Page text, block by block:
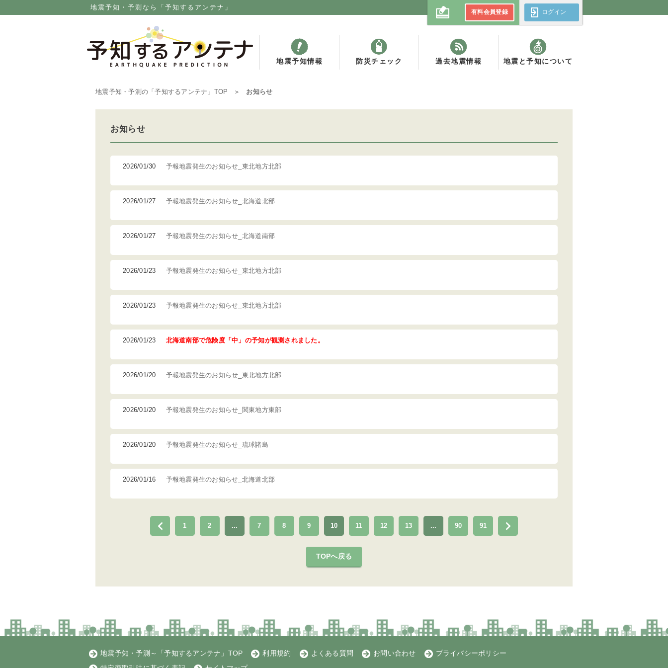
地震予知・予測なら「予知するアンテナ」
地震予知情報 防災チェック 過去地震情報 地震と予知について
有料会員登録 ログイン
地震予知・予測の「予知するアンテナ」 TOP お知らせ
お知らせ
2026/01/30 予報地震発生のお知らせ_東北地方北部
2026/01/27 予報地震発生のお知らせ_北海道北部
2026/01/27 予報地震発生のお知らせ_北海道南部
2026/01/23 予報地震発生のお知らせ_東北地方北部
2026/01/23 予報地震発生のお知らせ_東北地方北部
2026/01/23 北海道南部で危険度「中」の予知が観測されました。
2026/01/20 予報地震発生のお知らせ_東北地方北部
2026/01/20 予報地震発生のお知らせ_関東地方東部
2026/01/20 予報地震発生のお知らせ_琉球諸島
2026/01/16 予報地震発生のお知らせ_北海道北部
1 2 ... 7 8 9 10 11 12 13 ... 90 91
TOPへ戻る
地震予知・予測～「予知するアンテナ」TOP 利用規約 よくある質問 お問い合わせ
プライバシーポリシー